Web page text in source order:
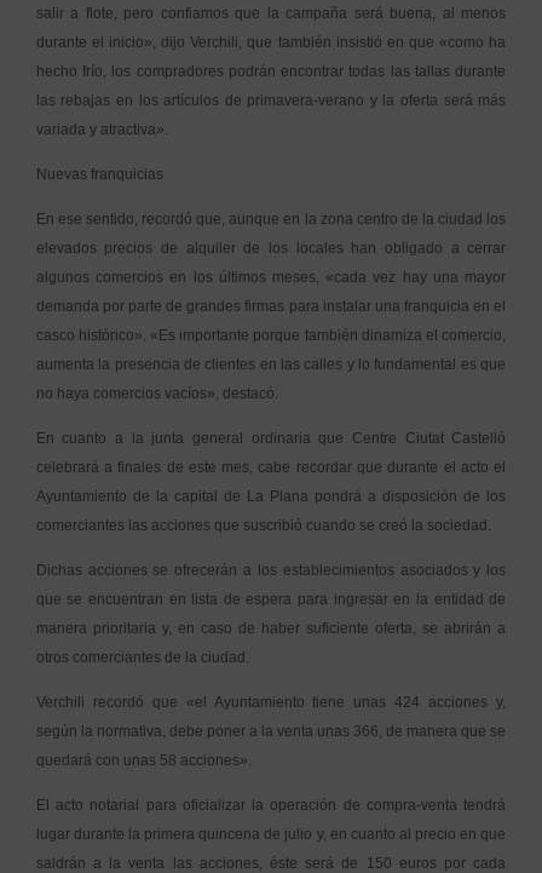
salir a flote, pero confiamos que la campaña será buena, al menos
durante el inicio», dijo Verchili, que también insistió en que «como ha
hecho frío, los compradores podrán encontrar todas las tallas durante
las rebajas en los artículos de primavera-verano y la oferta será más
variada y atractiva».
Nuevas franquicias
En ese sentido, recordó que, aunque en la zona centro de la ciudad los
elevados precios de alquiler de los locales han obligado a cerrar
algunos comercios en los últimos meses, «cada vez hay una mayor
demanda por parte de grandes firmas para instalar una franquicia en el
casco histórico». «Es importante porque también dinamiza el comercio,
aumenta la presencia de clientes en las calles y lo fundamental es que
no haya comercios vacíos», destacó.
En cuanto a la junta general ordinaria que Centre Ciutat Castelló
celebrará a finales de este mes, cabe recordar que durante el acto el
Ayuntamiento de la capital de La Plana pondrá a disposición de los
comerciantes las acciones que suscribió cuando se creó la sociedad.
Dichas acciones se ofrecerán a los establecimientos asociados y los
que se encuentran en lista de espera para ingresar en la entidad de
manera prioritaria y, en caso de haber suficiente oferta, se abrirán a
otros comerciantes de la ciudad.
Verchili recordó que «el Ayuntamiento tiene unas 424 acciones y,
según la normativa, debe poner a la venta unas 366, de manera que se
quedará con unas 58 acciones».
El acto notarial para oficializar la operación de compra-venta tendrá
lugar durante la primera quincena de julio y, en cuanto al precio en que
saldrán a la venta las acciones, éste será de 150 euros por cada